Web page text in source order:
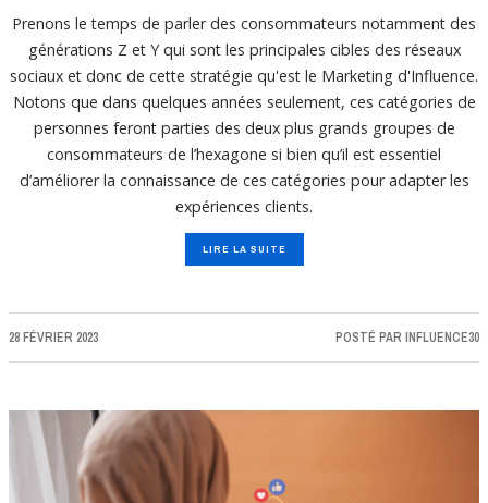
Prenons le temps de parler des consommateurs notamment des
générations Z et Y qui sont les principales cibles des réseaux
sociaux et donc de cette stratégie qu'est le Marketing d'Influence.
Notons que dans quelques années seulement, ces catégories de
personnes feront parties des deux plus grands groupes de
consommateurs de l’hexagone si bien qu’il est essentiel
d’améliorer la connaissance de ces catégories pour adapter les
expériences clients.
LIRE LA SUITE
28 FÉVRIER 2023 POSTÉ PAR INFLUENCE30